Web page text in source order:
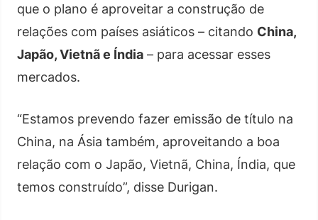
que o plano é aproveitar a construção de
relações com países asiáticos – citando China,
Japão, Vietnã e Índia – para acessar esses
mercados.
“Estamos prevendo fazer emissão de título na
China, na Ásia também, aproveitando a boa
relação com o Japão, Vietnã, China, Índia, que
temos construído”, disse Durigan.